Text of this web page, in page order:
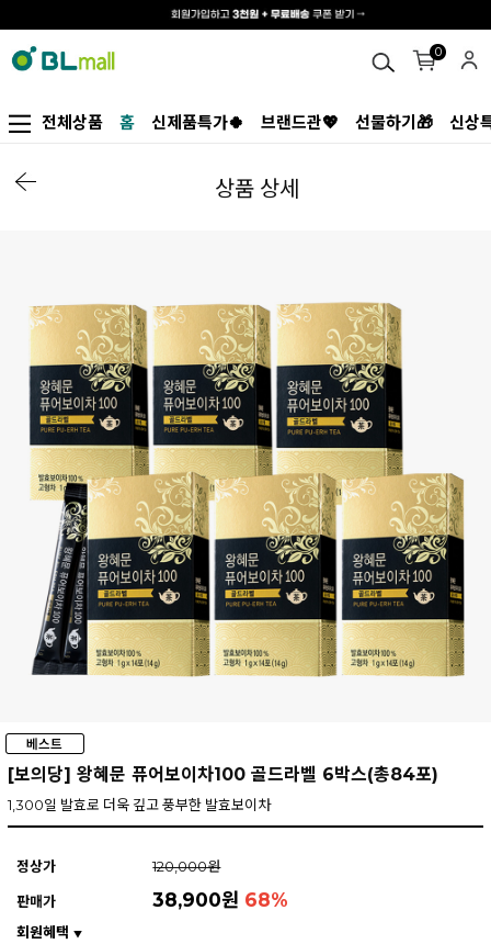
0
전체상품 홈 신제품특가🍀 브랜드관💖 선물하기🎁 신상
상품 상세
[보의당] 왕혜문 퓨어보이차100 골드라벨 6박스(총84포)
1,300일 발효로 더욱 깊고 풍부한 발효보이차
정상가
120,000원
판매가
38,900원 68%
회원혜택 ▼